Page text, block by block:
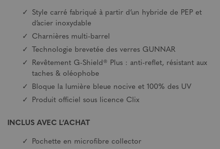
Style carré fabriqué à partir d’un hybride de PEP et
d’acier inoxydable
Charnières multi-barrel
Technologie brevetée des verres GUNNAR
Revêtement G-Shield® Plus : anti-reflet, résistant aux
taches & oléophobe
Bloque la lumière bleue nocive et 100% des UV
Produit officiel sous licence Clix
INCLUS AVEC L’ACHAT
Pochette en microfibre collector